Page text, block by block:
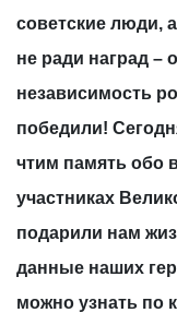
советские люди,
не ради наград –
независимость
победили!
чтим память обо
участниках
подарили нам
данные наших
можно узнать по